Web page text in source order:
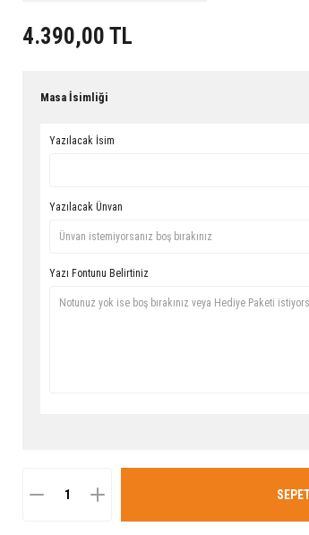
4.390,00 TL
Masa İsimliği
Yazılacak İsim
Yazılacak Ünvan
Yazı Fontunu Belirtiniz